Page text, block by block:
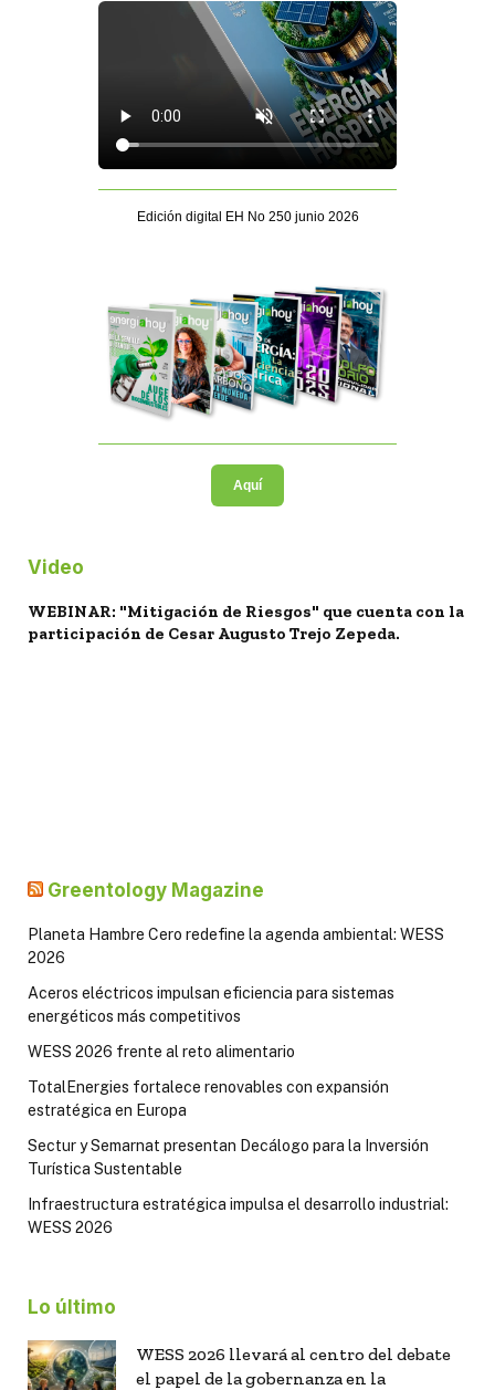
Edición digital EH No 250 junio 2026
Aquí
Video
WEBINAR: "Mitigación de Riesgos" que cuenta con la
participación de Cesar Augusto Trejo Zepeda.
Greentology Magazine
Planeta Hambre Cero redefine la agenda ambiental: WESS
2026
Aceros eléctricos impulsan eficiencia para sistemas
energéticos más competitivos
WESS 2026 frente al reto alimentario
TotalEnergies fortalece renovables con expansión
estratégica en Europa
Sectur y Semarnat presentan Decálogo para la Inversión
Turística Sustentable
Infraestructura estratégica impulsa el desarrollo industrial:
WESS 2026
Lo último
WESS 2026 llevará al centro del debate
el papel de la gobernanza en la